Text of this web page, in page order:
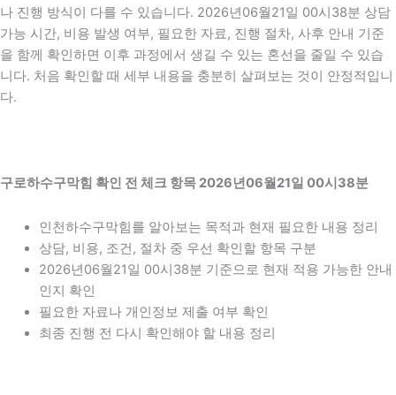
나 진행 방식이 다를 수 있습니다. 2026년06월21일 00시38분 상담
가능 시간, 비용 발생 여부, 필요한 자료, 진행 절차, 사후 안내 기준
을 함께 확인하면 이후 과정에서 생길 수 있는 혼선을 줄일 수 있습
니다. 처음 확인할 때 세부 내용을 충분히 살펴보는 것이 안정적입니
다.
구로하수구막힘 확인 전 체크 항목 2026년06월21일 00시38분
인천하수구막힘를 알아보는 목적과 현재 필요한 내용 정리
상담, 비용, 조건, 절차 중 우선 확인할 항목 구분
2026년06월21일 00시38분 기준으로 현재 적용 가능한 안내
인지 확인
필요한 자료나 개인정보 제출 여부 확인
최종 진행 전 다시 확인해야 할 내용 정리